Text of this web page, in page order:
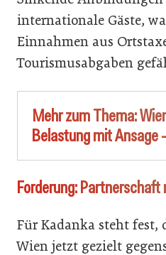
internationale Gäste,
Einnahmen aus
Tourismusabgaben
Mehr zum Thema:
Belastung mit Ansage
Forderung:
Für Kadanka steht fest,
Wien jetzt gezielt